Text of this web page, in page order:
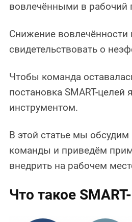
вовлечёнными в рабочий
Снижение
свидетельствовать о
Чтобы команда
постановка SMART-
инструментом.
В этой статье мы
команды и приведём
внедрить на рабочем
Что такое